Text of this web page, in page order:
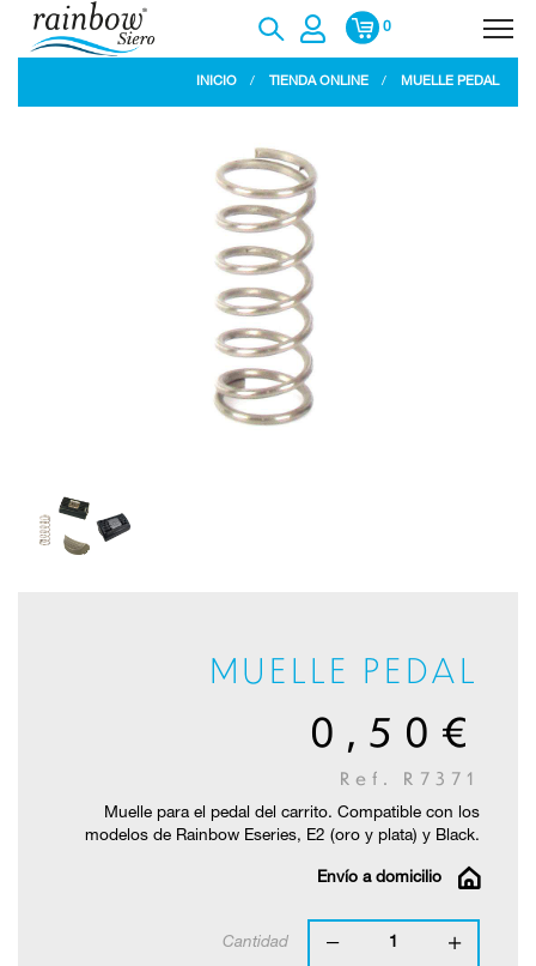
0
INICIO TIENDA ONLINE MUELLE PEDAL
MUELLE PEDAL
0,50€
Ref. R7371
Muelle para el pedal del carrito. Compatible con los
modelos de Rainbow Eseries, E2 (oro y plata) y Black.
Envío a domicilio
Cantidad 1